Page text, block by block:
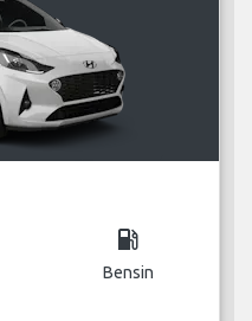
local_gas_station
Bensin